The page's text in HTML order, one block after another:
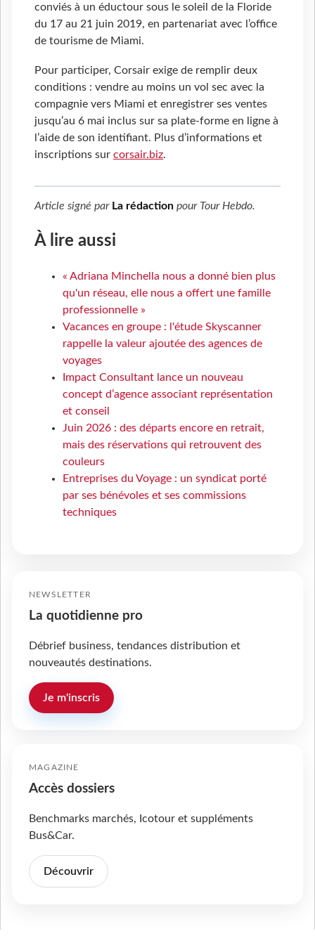
conviés à un éductour sous le soleil de la Floride
du 17 au 21 juin 2019, en partenariat avec l’office
de tourisme de Miami.
Pour participer, Corsair exige de remplir deux
conditions : vendre au moins un vol sec avec la
compagnie vers Miami et enregistrer ses ventes
jusqu’au 6 mai inclus sur sa plate-forme en ligne à
l’aide de son identifiant. Plus d’informations et
inscriptions sur corsair.biz.
Article signé par La rédaction pour Tour Hebdo.
À lire aussi
« Adriana Minchella nous a donné bien plus
qu'un réseau, elle nous a offert une famille
professionnelle »
Vacances en groupe : l'étude Skyscanner
rappelle la valeur ajoutée des agences de
voyages
Impact Consultant lance un nouveau
concept d’agence associant représentation
et conseil
Juin 2026 : des départs encore en retrait,
mais des réservations qui retrouvent des
couleurs
Entreprises du Voyage : un syndicat porté
par ses bénévoles et ses commissions
techniques
NEWSLETTER
La quotidienne pro
Débrief business, tendances distribution et
nouveautés destinations.
Je m'inscris
MAGAZINE
Accès dossiers
Benchmarks marchés, Icotour et suppléments
Bus&Car.
Découvrir